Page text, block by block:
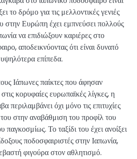
το δρόμο για τις μελλοντικές γενιές
στην Ευρώπη έχει εμπνεύσει πολλούς
να επιδιώξουν καριέρες στο
αποδεικνύοντας ότι είναι δυνατό
επίπεδα.
Ιάπωνες παίκτες που άφησαν
κορυφαίες ευρωπαϊκές λίγκες, η
περιλαμβάνει όχι μόνο τις επιτυχίες
στην αναβάθμιση του προφίλ του
Το ταξίδι του έχει ανοίξει
ποδοσφαιριστές στην Ιαπωνία,
φιγούρα στον αθλητισμό.